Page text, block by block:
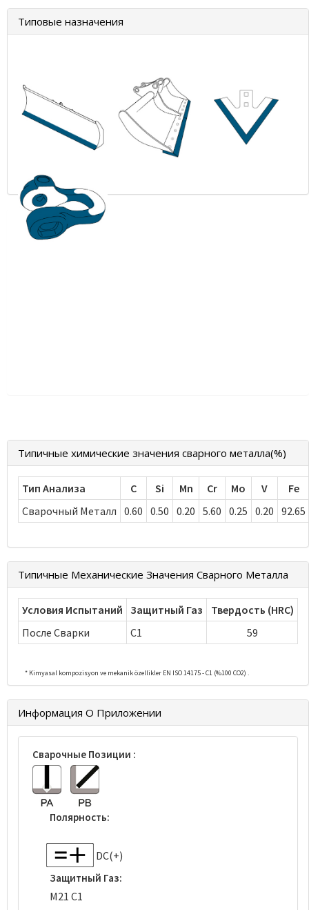
Типовые назначения
Типичные химические значения сварного металла(%)
Тип Анализа C Si Mn Cr Mo V
Fe
Сварочный Металл 0.60 0.50 0.20 5.60 0.25 0.20 92.65
Типичные Механические Значения Сварного Металла
Условия Испытаний Защитный Газ
Твердость (HRC)
После Сварки
C1 59
* Kimyasal kompozisyon ve mekanik özellikler EN ISO 14175 - C1 (%100 CO2) .
Информация О Приложении
Сварочные Позиции :
Полярность:
DC(+)
Защитный Газ:
M21 C1